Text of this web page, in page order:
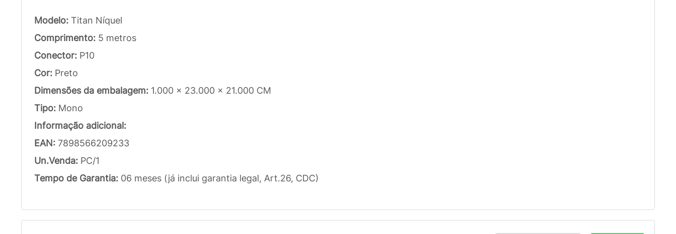
Modelo: Titan Níquel
Comprimento: 5 metros
Conector: P10
Cor: Preto
Dimensões da embalagem: 1.000 x 23.000 x 21.000 CM
Tipo: Mono
Informação adicional:
EAN: 7898566209233
Un.Venda: PC/1
Tempo de Garantia: 06 meses (já inclui garantia legal, Art.26, CDC)